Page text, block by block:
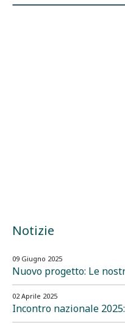
Notizie
09 Giugno 2025
Nuovo progetto: Le
02 Aprile 2025
Incontro nazionale